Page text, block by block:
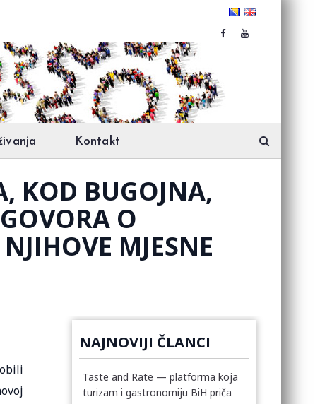
Kontakt
KOD BUGOJNA,
O
MJESNE
NAJNOVIJI ČLANCI
Taste and Rate — platforma koja
turizam i gastronomiju BiH priča